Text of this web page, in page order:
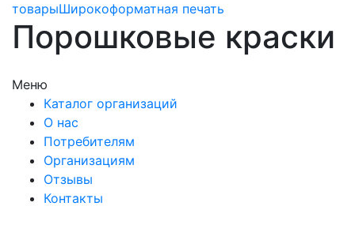
товарыШирокоформатная печать
Порошковые краски
Меню
Каталог организаций
О нас
Потребителям
Организациям
Отзывы
Контакты